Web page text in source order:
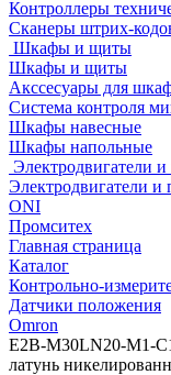
Контроллеры
Сканеры штрих-
Шкафы и щиты
Шкафы и щиты
Акссесуары для
Система контроля
Шкафы навесные
Шкафы напольные
Электродвигатели
Электродвигатели и
ONI
Промситех
Главная страница
Каталог
Контрольно-
Датчики положения
Omron
E2B-M30LN20-M1-
латунь